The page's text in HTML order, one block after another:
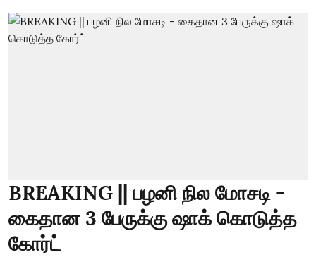
BREAKING || பழனி நில மோசடி -
கைதான 3 பேருக்கு ஷாக் கொடுத்த
கோர்ட்